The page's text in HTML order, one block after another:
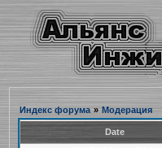
Индекс форума » Модерация
Date